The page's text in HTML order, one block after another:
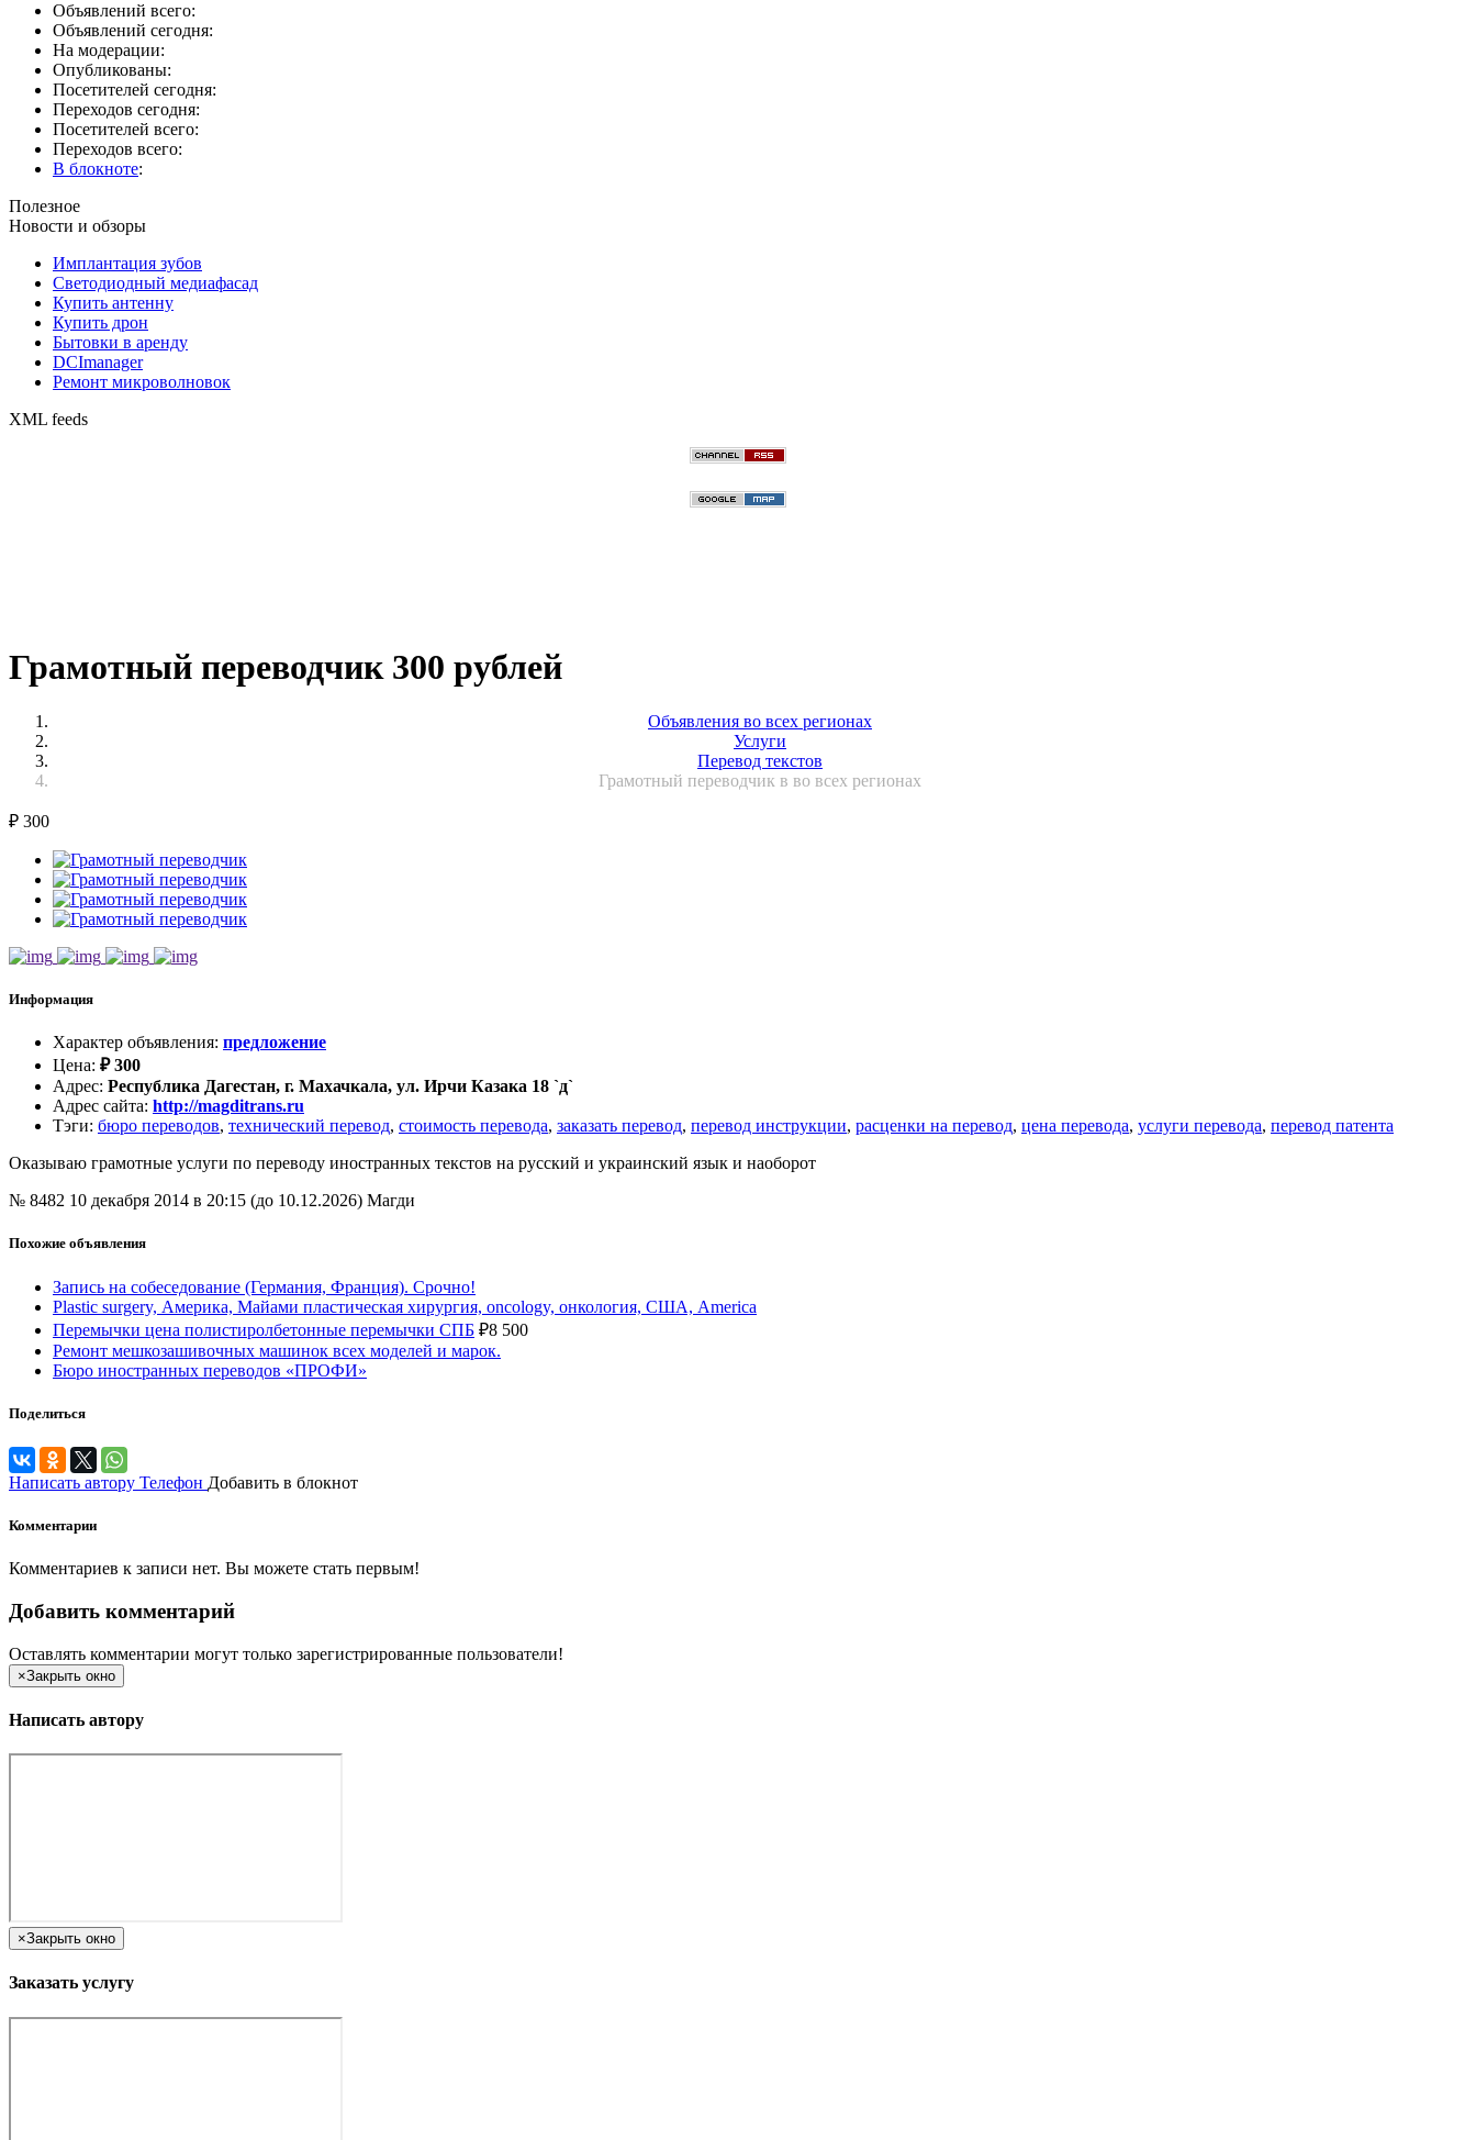
Объявлений всего:
Объявлений сегодня:
На модерации:
Опубликованы:
Посетителей сегодня:
Переходов сегодня:
Посетителей всего:
Переходов всего:
В блокноте:
Полезное
Новости и обзоры
Имплантация зубов
Светодиодный медиафасад
Купить антенну
Купить дрон
Бытовки в аренду
DCImanager
Ремонт микроволновок
XML feeds
Грамотный переводчик 300 рублей
Объявления во всех регионах
Услуги
Перевод текстов
Грамотный переводчик в во всех регионах
₽ 300
Информация
Характер объявления: предложение
Цена: ₽300
Адрес: Республика Дагестан, г. Махачкала, ул. Ирчи Казака 18 `д`
Адрес сайта: http://magditrans.ru
Тэги: бюро переводов, технический перевод, стоимость перевода, заказать перевод, перевод инструкции, расценки на перевод, цена перевода, услуги перевода, перевод патента
Оказываю грамотные услуги по переводу иностранных текстов на русский и украинский язык и наоборот
№ 8482 10 декабря 2014 в 20:15 (до 10.12.2026) Магди
Похожие объявления
Запись на собеседование (Германия, Франция). Срочно!
Plastic surgery, Америка, Майами пластическая хирургия, oncology, онкология, США, America
Перемычки цена полистиролбетонные перемычки СПБ ₽8 500
Ремонт мешкозашивочных машинок всех моделей и марок.
Бюро иностранных переводов «ПРОФИ»
Поделиться
Написать автору Телефон Добавить в блокнот
Комментарии
Комментариев к записи нет. Вы можете стать первым!
Добавить комментарий
Оставлять комментарии могут только зарегистрированные пользователи!
×Закрыть окно
Написать автору
×Закрыть окно
Заказать услугу